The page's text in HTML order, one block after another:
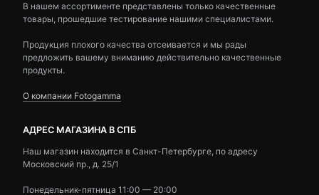
В нашем ассортименте представлены только качественные
товары, прошедшие тестирование нашими специалистами.
Продукция плохого качества отсеивается и мы рады
предложить вашему вниманию действительно качественные
продукты.
О компании Fotogamma
АДРЕС МАГАЗИНА В СПБ
Наш магазин находится в Санкт-Петербурге, по адресу
Московский пр., д. 25/1
Понедельник-пятница 11:00 — 20:00